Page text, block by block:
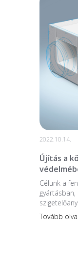
2022.10.14.
Újítás a
Célunk a
Tovább